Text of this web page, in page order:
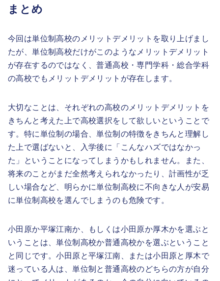
まとめ
今回は単位制高校のメリットデメリットを取り上げまし
たが、単位制高校だけがこのようなメリットデメリット
が存在するのではなく、普通高校・専門学科・総合学科
の高校でもメリットデメリットが存在します。
大切なことは、それぞれの高校のメリットデメリットを
きちんと考えた上で高校選択をして欲しいということで
す。特に単位制の場合、単位制の特徴をきちんと理解し
た上で選ばないと、入学後に「こんなハズではなかっ
た」ということになってしまうかもしれません。また、
将来のことがまだ全然考えられなかったり、計画性が乏
しい場合など、明らかに単位制高校に不向きな人が安易
に単位制高校を選んでしまうのも危険です。
小田原か平塚江南か、もしくは小田原か厚木かを選ぶと
いうことは、単位制高校か普通高校かを選ぶということ
と同じです。小田原と平塚江南、または小田原と厚木で
迷っている人は、単位制と普通高校のどちらの方が自分